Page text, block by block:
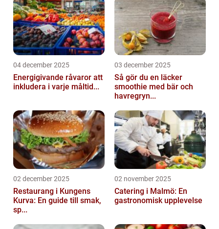
04 december 2025
Energigivande råvaror att
inkludera i varje måltid...
03 december 2025
Så gör du en läcker
smoothie med bär och
havregryn...
02 december 2025
Restaurang i Kungens
Kurva: En guide till smak,
sp...
02 november 2025
Catering i Malmö: En
gastronomisk upplevelse